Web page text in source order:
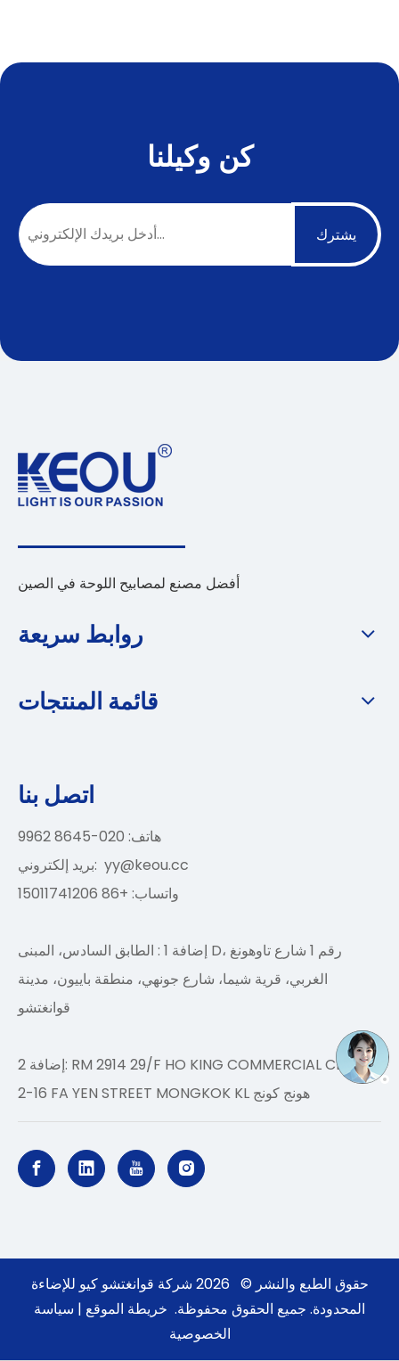
كن وكيلنا
يشترك
أفضل مصنع لمصابيح اللوحة في الصين
روابط سريعة
قائمة المنتجات
اتصل بنا
هاتف: 020-8645 9962
بريد إلكتروني: yy@keou.cc
واتساب: +86 15011741206
إضافة 1 : الطابق السادس، المبنى D، رقم 1 شارع تاوهونغ
الغربي، قرية شيما، شارع جونهي، منطقة باييون، مدينة
قوانغتشو
إضافة 2: RM 2914 29/F HO KING COMMERCIAL CENTER
2-16 FA YEN STREET MONGKOK KL هونج كونج
حقوق الطبع والنشر ©2026 شركة قوانغتشو كيو للإضاءة
المحدودة. جميع الحقوق محفوظة. خريطة الموقع | سياسة
الخصوصية